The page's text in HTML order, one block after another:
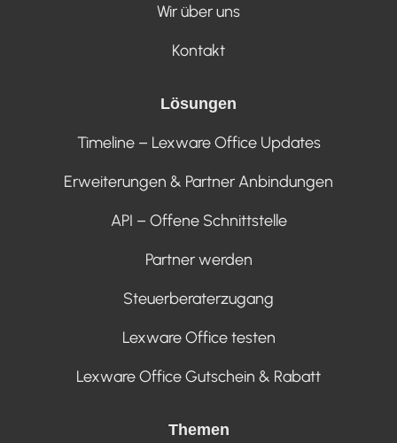
Wir über uns
Kontakt
Lösungen
Timeline – Lexware Office Updates
Erweiterungen & Partner Anbindungen
API – Offene Schnittstelle
Partner werden
Steuerberaterzugang
Lexware Office testen
Lexware Office Gutschein & Rabatt
Themen